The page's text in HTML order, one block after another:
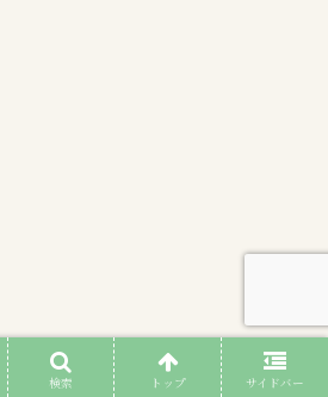
検索 トップ サイドバー